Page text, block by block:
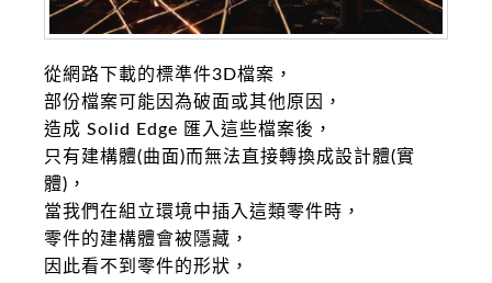
從網路下載的標準件3D檔案，
部份檔案可能因為破面或其他原因，
造成 Solid Edge 匯入這些檔案後，
只有建構體(曲面)而無法直接轉換成設計體(實
體)，
當我們在組立環境中插入這類零件時，
零件的建構體會被隱藏，
因此看不到零件的形狀，